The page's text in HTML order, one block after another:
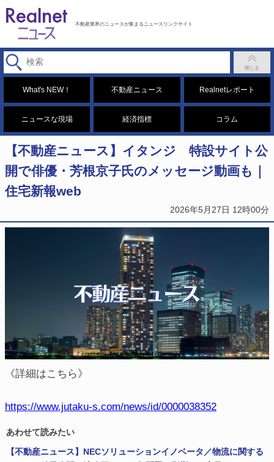
不動産業界のニュースが集まるニュースリンクサイト
What's NEW！ 不動産ニュース Realnetレポート
ニュースな現場 経済指標 コラム
【不動産ニュース】イタンジ 特設サイト公
開で俳優・芳根京子氏のメッセージ動画も｜
住宅新報web
2026年5月27日 12時00分
《詳細はこちら》
https://www.jutaku-s.com/news/id/0000038352
あわせて読みたい
【不動産ニュース】NECソリューションイノベータ／物流に関する